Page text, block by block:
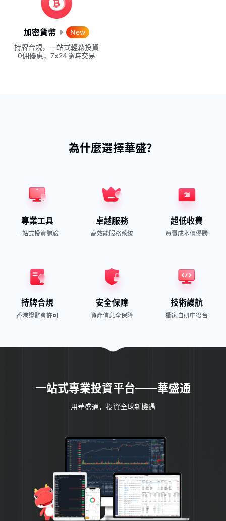
加密貨幣
New
持牌合規，一站式輕鬆投資
0佣優惠，7x24隨時交易
為什麼選擇華盛？
專業工具
一站式投資體驗
卓越服務
高效能服務系統
超低收費
買賣成本價優勝
持牌合規
香港證監會許可
安全保障
資產信息全保障
技術護航
獨家自研中後台
一站式專業投資平台——華盛通
用華盛通，投資全球新機遇